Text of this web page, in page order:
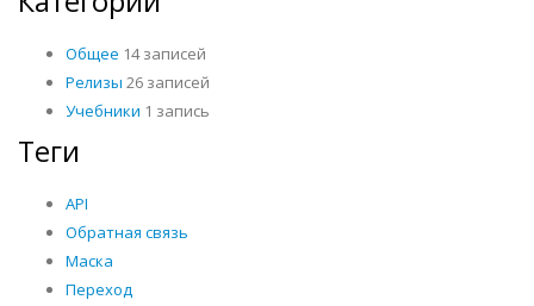
Общее 14 записей
Релизы 26 записей
Учебники 1 запись
Теги
API
Обратная связь
Маска
Переход